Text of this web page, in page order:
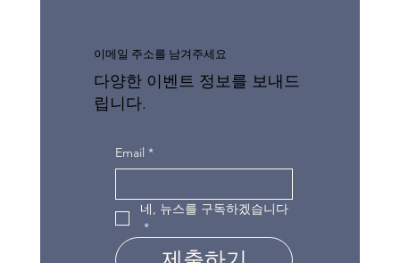
이메일 주소를 남겨주세요
다양한 이벤트 정보를 보내드
립니다.
Email *
네, 뉴스를 구독하겠습니다
*